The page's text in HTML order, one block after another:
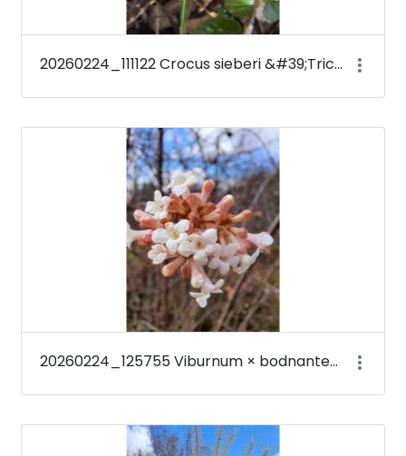
20260224_111122 Crocus sieberi &#39;Tricolor&#39;
20260224_125755 Viburnum × bodnantense &#39;Deben&#39;